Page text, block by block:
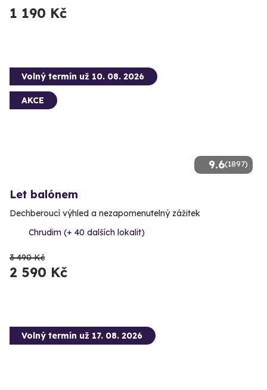
1 190 Kč
9.6(1897)
Volný termín už 10. 08. 2026
AKCE
Let balónem
Dechberoucí výhled a nezapomenutelný zážitek
Chrudim (+ 40 dalších lokalit)
3 490 Kč
2 590 Kč
Volný termín už 17. 08. 2026